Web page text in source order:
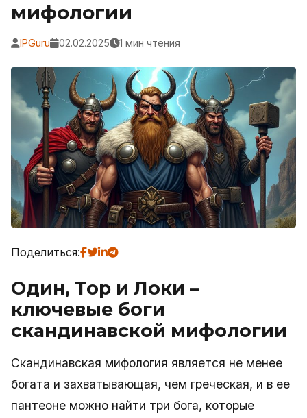
мифологии
IPGuru 02.02.2025 1 мин чтения
Поделиться:
Один, Тор и Локи –
ключевые боги
скандинавской мифологии
Скандинавская мифология является не менее
богата и захватывающая, чем греческая, и в ее
пантеоне можно найти три бога, которые